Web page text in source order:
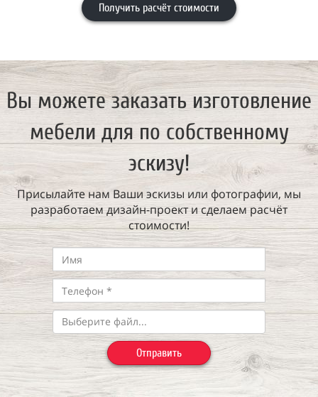
Получить расчёт стоимости
Вы можете заказать изготовление
мебели для по собственному
эскизу!
Присылайте нам Ваши эскизы или фотографии, мы
разработаем дизайн-проект и сделаем расчёт
стоимости!
Выберите файл...
Отправить